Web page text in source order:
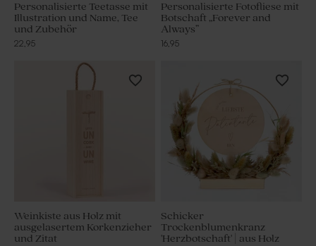
Personalisierte Teetasse mit
Illustration und Name, Tee
und Zubehör
22,95
Personalisierte Fotofliese mit
Botschaft „Forever and
Always”
16,95
Weinkiste aus Holz mit
ausgelasertem Korkenzieher
und Zitat
Schicker
Trockenblumenkranz
'Herzbotschaft' | aus Holz